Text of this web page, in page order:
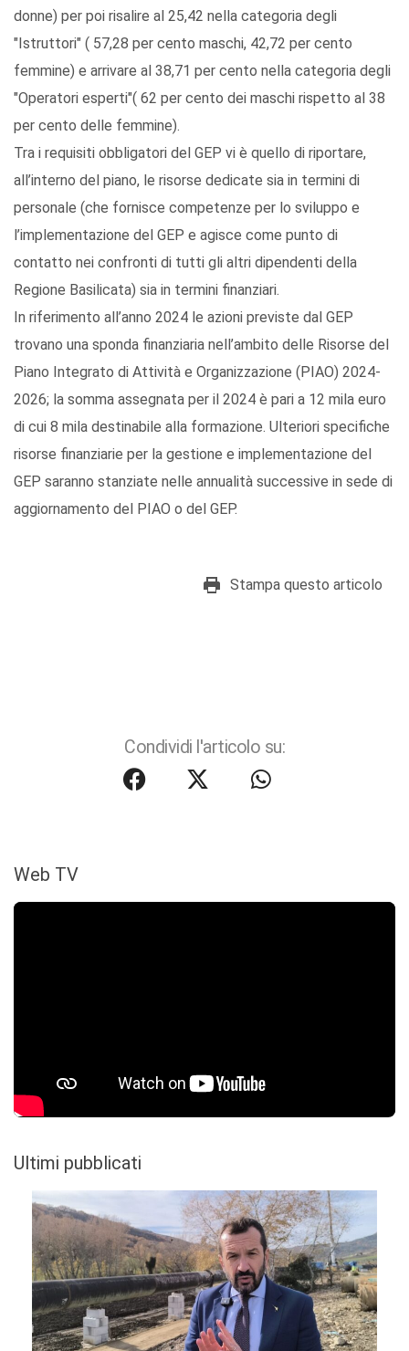
donne) per poi risalire al 25,42 nella categoria degli
"Istruttori" ( 57,28 per cento maschi, 42,72 per cento
femmine) e arrivare al 38,71 per cento nella categoria degli
"Operatori esperti"( 62 per cento dei maschi rispetto al 38
per cento delle femmine).
Tra i requisiti obbligatori del GEP vi è quello di riportare,
all’interno del piano, le risorse dedicate sia in termini di
personale (che fornisce competenze per lo sviluppo e
l’implementazione del GEP e agisce come punto di
contatto nei confronti di tutti gli altri dipendenti della
Regione Basilicata) sia in termini finanziari.
In riferimento all’anno 2024 le azioni previste dal GEP
trovano una sponda finanziaria nell’ambito delle Risorse del
Piano Integrato di Attività e Organizzazione (PIAO) 2024-
2026; la somma assegnata per il 2024 è pari a 12 mila euro
di cui 8 mila destinabile alla formazione. Ulteriori specifiche
risorse finanziarie per la gestione e implementazione del
GEP saranno stanziate nelle annualità successive in sede di
aggiornamento del PIAO o del GEP.
Stampa questo articolo
Condividi l'articolo su:
Web TV
Ultimi pubblicati